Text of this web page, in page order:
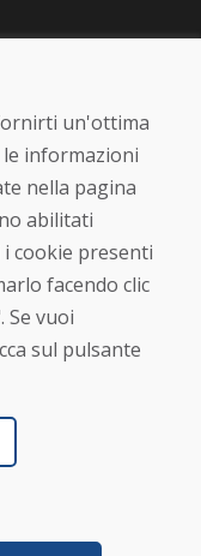
riservati
un'ottima
informazioni
nella pagina
abilitati
cookie presenti
facendo clic
Se vuoi
sul pulsante